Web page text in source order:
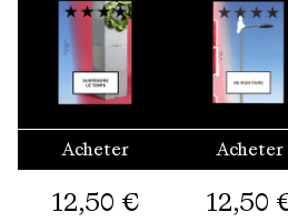
Acheter
12,50 €
Acheter
12,50